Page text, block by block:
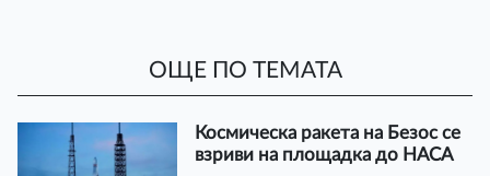
ОЩЕ ПО ТЕМАТА
Космическа ракета на Безос се
взриви на площадка до НАСА